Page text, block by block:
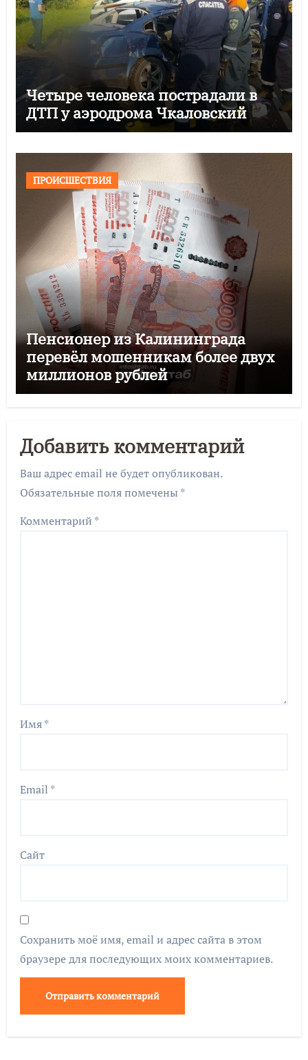
Четыре человека пострадали в
ДТП у аэродрома Чкаловский
ПРОИСШЕСТВИЯ
Пенсионер из Калининграда
перевёл мошенникам более двух
миллионов рублей
Добавить комментарий
Ваш адрес email не будет опубликован.
Обязательные поля помечены *
Комментарий *
Имя*
Email *
Сайт
Сохранить моё имя, email и адрес сайта в этом
браузере для последующих моих комментариев.